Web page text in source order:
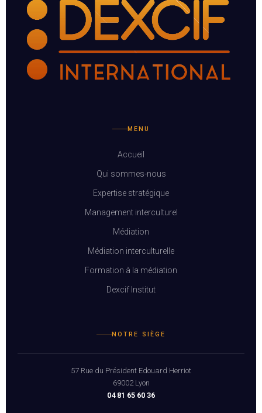
MENU
Accueil
Qui sommes-nous
Expertise stratégique
Management interculturel
Médiation
Médiation interculturelle
Formation à la médiation
Dexcif Institut
NOTRE SIÈGE
57 Rue du Président Edouard Herriot
69002 Lyon
04 81 65 60 36